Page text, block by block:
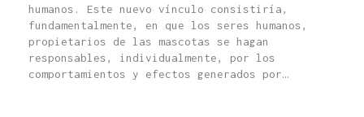
humanos. Este nuevo vínculo consistiría,
fundamentalmente, en que los seres humanos,
propietarios de las mascotas se hagan
responsables, individualmente, por los
comportamientos y efectos generados por…